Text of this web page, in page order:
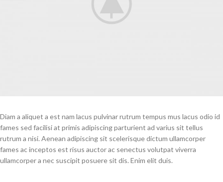
Diam a aliquet a est nam lacus pulvinar rutrum tempus mus lacus odio id
fames sed facilisi at primis adipiscing parturient ad varius sit tellus
rutrum a nisi. Aenean adipiscing sit scelerisque dictum ullamcorper
fames ac inceptos est risus auctor ac senectus volutpat viverra
ullamcorper a nec suscipit posuere sit dis. Enim elit duis.